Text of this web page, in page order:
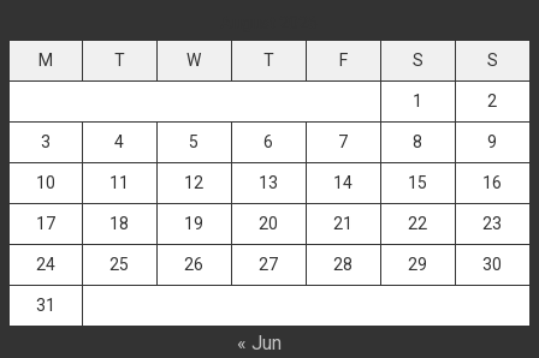
M
T W T F S S
1 2
3 4 5 6 7 8 9
10 11 12 13 14 15 16
17 18 19 20 21 22 23
24 25 26 27 28 29 30
31
« Jun